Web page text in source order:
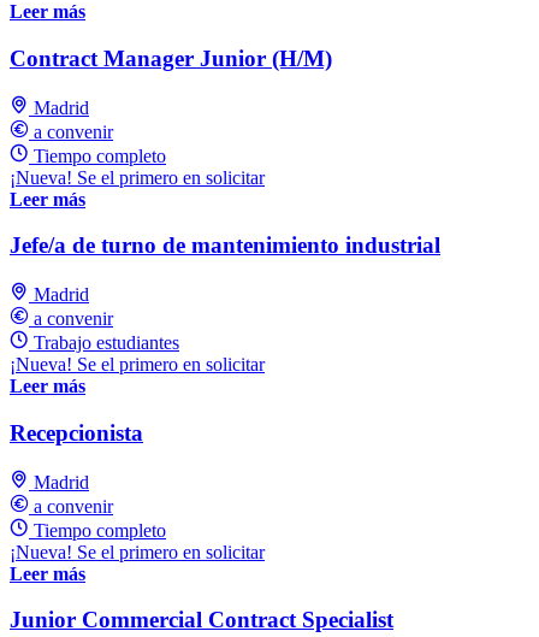
Leer más
Contract Manager Junior (H/M)
Madrid
a convenir
Tiempo completo
¡Nueva! Se el primero en solicitar
Leer más
Jefe/a de turno de mantenimiento industrial
Madrid
a convenir
Trabajo estudiantes
¡Nueva! Se el primero en solicitar
Leer más
Recepcionista
Madrid
a convenir
Tiempo completo
¡Nueva! Se el primero en solicitar
Leer más
Junior Commercial Contract Specialist